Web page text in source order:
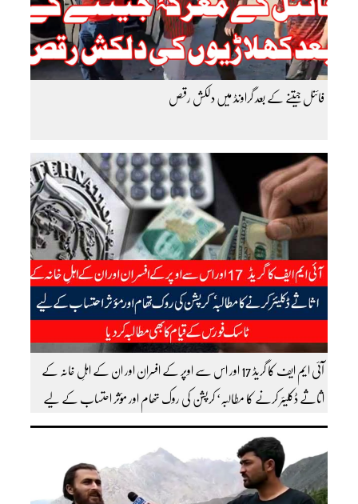
فائنل جیتنے کے بعد گراونڈ میں دلکش رقص
آئی ایم ایف کا گریڈ 17 اور اس سے اوپر کے افسران اور ان کے اہلِ خانہ کے
اثاثے ڈکلیئر کرنے کا مطالبہ‘ کرپشن کی روک تھام اور مؤثر احتساب کے لیے
ٹاسک فورس کے قیام کا بھی مطالبہ کردیا